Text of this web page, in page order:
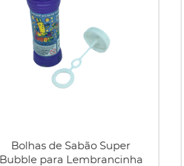
Bolhas de Sabão Super
Bubble para Lembrancinha